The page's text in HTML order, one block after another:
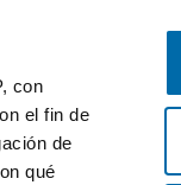
con
el fin de
de
qué